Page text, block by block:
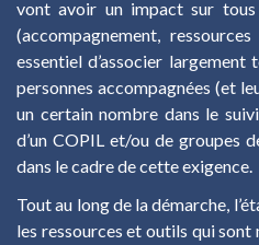
vont avoir un impact sur tous
(accompagnement,
essentiel d’associer
personnes accompagnées (et
un certain nombre dans le
d’un COPIL et/ou de groupes
dans le cadre de cette exigence.
Tout au long de la démarche,
les ressources et outils qui